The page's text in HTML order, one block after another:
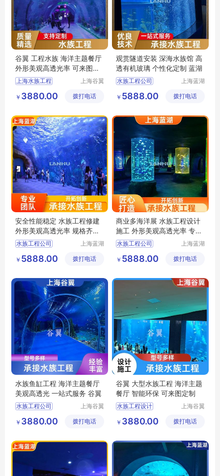
谷翼 工程水族 海洋主题餐厅
外形美观高透光率 可来图定
制
上海水族工程
水族工程公司
水族工程设计施工
上海谷翼
有限公司
￥ 3880.00 拨打电话
观赏隧道安装 深海水族馆 高
透有机玻璃 个性化定制 蓝湖
水族工程公司
酒店水族工程
上海蓝湖
有限公司
￥ 5888.00 拨打电话
安全性能稳定 水族工程修建
外形美观高透光率 规格齐全
蓝湖
水族工程公司
别墅水族工程
深海水族馆
上海蓝湖
有限公司
￥ 5888.00 拨打电话
商业多海洋展 水族工程设计
施工 外形美观高透光率 专业
团队 蓝湖
水族工程公司
上海海洋水族馆
海洋水族馆
上海蓝湖
有限公司
￥ 5888.00 拨打电话
水族鱼缸工程 海洋主题餐厅
美观高透光 一站式服务 谷翼
水族工程公司
上海水族工程
上海水族馆定制
上海谷翼
有限公司
￥ 3880.00 拨打电话
谷翼 大型水族工程 海洋主题
餐厅 智能环保 可来图定制
水族工程设计
上海水族工程
工程水族
上海谷翼
有限公司
￥ 3880.00 拨打电话